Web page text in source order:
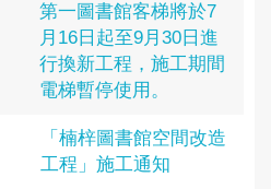
第一圖書館客梯將於7
月16日起至9月30日進
行換新工程，施工期間
電梯暫停使用。
「楠梓圖書館空間改造
工程」施工通知